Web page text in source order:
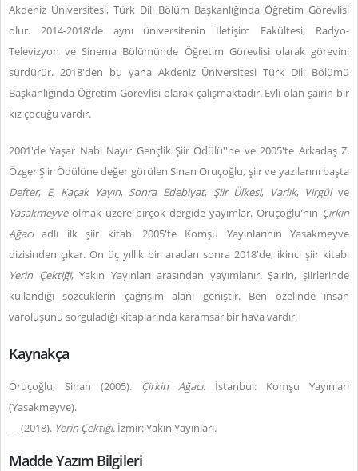
Akdeniz Üniversitesi, Türk Dili Bölüm Başkanlığında Öğretim Görevlisi
olur. 2014-2018'de aynı üniversitenin İletişim Fakültesi, Radyo-
Televizyon ve Sinema Bölümünde Öğretim Görevlisi olarak görevini
sürdürür. 2018'den bu yana Akdeniz Üniversitesi Türk Dili Bölümü
Başkanlığında Öğretim Görevlisi olarak çalışmaktadır. Evli olan şairin bir
kız çocuğu vardır.
2001'de Yaşar Nabi Nayır Gençlik Şiir Ödülü''ne ve 2005'te Arkadaş Z.
Özger Şiir Ödülüne değer görülen Sinan Oruçoğlu, şiir ve yazılarını başta
Defter, E, Kaçak Yayın, Sonra Edebiyat, Şiir Ülkesi, Varlık, Virgülve
Yasakmeyveolmak üzere birçok dergide yayımlar. Oruçoğlu'nın Çirkin
Ağacıadlı ilk şiir kitabı 2005'te Komşu Yayınlarının Yasakmeyve
dizisinden çıkar. On üç yıllık bir aradan sonra 2018'de, ikinci şiir kitabı
Yerin Çektiği, Yakın Yayınları arasından yayımlanır. Şairin, şiirlerinde
kullandığı sözcüklerin çağrışım alanı geniştir. Ben özelinde insan
varoluşunu sorguladığı kitaplarında karamsar bir hava vardır.
Kaynakça
Oruçoğlu, Sinan (2005). Çirkin Ağacı. İstanbul: Komşu Yayınları
(Yasakmeyve).
__ (2018). Yerin Çektiği. İzmir: Yakın Yayınları.
Madde Yazım Bilgileri